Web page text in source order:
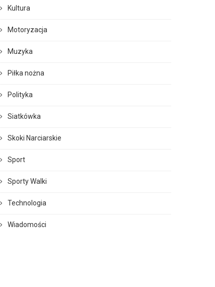
Kultura
Motoryzacja
Muzyka
Piłka nożna
Polityka
Siatkówka
Skoki Narciarskie
Sport
Sporty Walki
Technologia
Wiadomości